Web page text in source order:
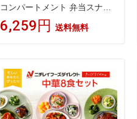
コンパートメント 弁当スナッ
クボックス 再利用可能な食事
準備ランチコンテナ 子供/大人
6,259円 送料無料